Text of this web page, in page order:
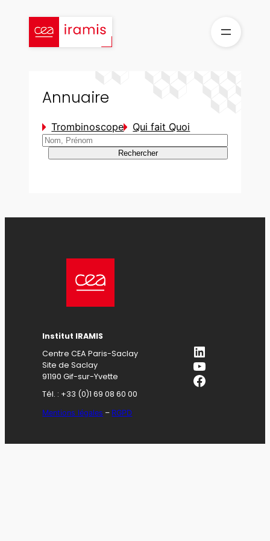
contenu
Annuaire
Trombinoscope Qui fait Quoi
Rechercher
Institut IRAMIS
Centre CEA Paris-Saclay
Site de Saclay
91190 Gif-sur-Yvette
Tél. : +33 (0)1 69 08 60 00
Mentions légales – RGPD
LinkedIn
YouTube
Facebook